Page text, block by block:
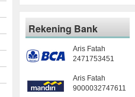
Rekening Bank
Aris Fatah
2471753451
Aris Fatah
9000032747611